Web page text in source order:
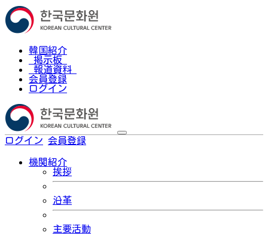
韓国紹介
掲示板
報道資料
会員登録
ログイン
ログイン 会員登録
機関紹介
挨拶
沿革
主要活動